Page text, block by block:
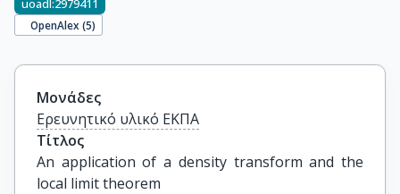
OpenAlex (5)
Μονάδες
Ερευνητικό υλικό ΕΚΠΑ
Τίτλος
An application of a density transform and the
local limit theorem